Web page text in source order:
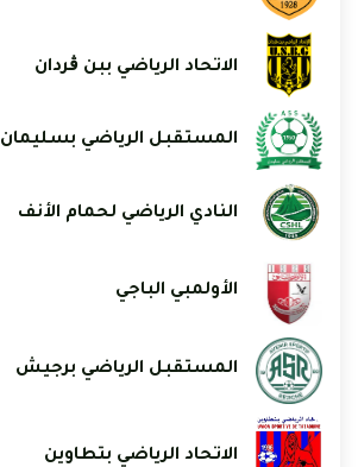
الاتحاد الرياضي ببن ڨردان
المستقبل الرياضي بسليمان
النادي الرياضي لحمام الأنف
الأولمبي الباجي
المستقبل الرياضي برجيش
الاتحاد الرياضي بتطاوين